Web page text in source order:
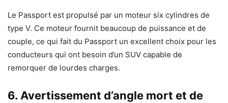
Le Passport est propulsé par un moteur six cylindres de
type V. Ce moteur fournit beaucoup de puissance et de
couple, ce qui fait du Passport un excellent choix pour les
conducteurs qui ont besoin d’un SUV capable de
remorquer de lourdes charges.
6. Avertissement d’angle mort et de